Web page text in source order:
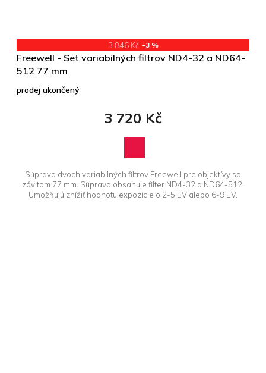
3 846 Kč –3 %
Freewell - Set variabilných filtrov ND4-32 a ND64-
512 77 mm
prodej ukončený
3 720 Kč
Súprava dvoch variabilných filtrov Freewell pre objektívy so
závitom 77 mm. Súprava obsahuje filter ND4-32 a ND64-512.
Umožňujú znížiť hodnotu expozície o 2-5 EV alebo 6-9 EV.